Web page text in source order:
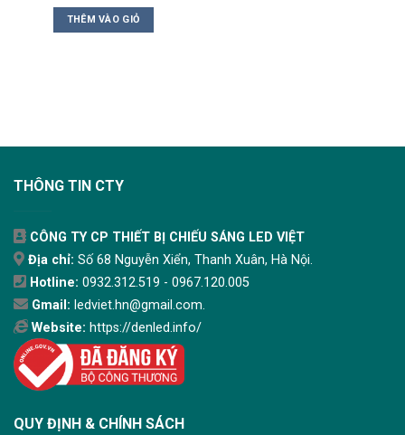
THÊM VÀO GIỎ
THÔNG TIN CTY
CÔNG TY CP THIẾT BỊ CHIẾU SÁNG LED VIỆT
Địa chỉ: Số 68 Nguyễn Xiển, Thanh Xuân, Hà Nội.
Hotline: 0932.312.519 - 0967.120.005
Gmail: ledviet.hn@gmail.com.
Website: https://denled.info/
QUY ĐỊNH & CHÍNH SÁCH